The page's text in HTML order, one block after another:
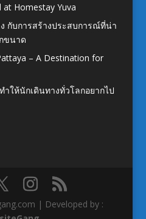
at Homestay Yuva
กับการสร้างประสบการณ์ที่น่า
ขนาด
– A Destination for
ให้นักเดินทางทั่วโลกอยากไป
| Developed by :